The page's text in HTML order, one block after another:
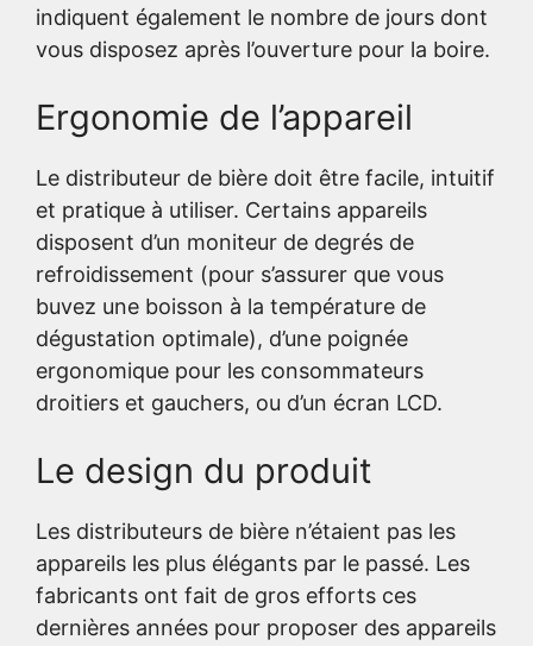
indiquent également le nombre de jours dont
vous disposez après l’ouverture pour la boire.
Ergonomie de l’appareil
Le distributeur de bière doit être facile, intuitif
et pratique à utiliser. Certains appareils
disposent d’un moniteur de degrés de
refroidissement (pour s’assurer que vous
buvez une boisson à la température de
dégustation optimale), d’une poignée
ergonomique pour les consommateurs
droitiers et gauchers, ou d’un écran LCD.
Le design du produit
Les distributeurs de bière n’étaient pas les
appareils les plus élégants par le passé. Les
fabricants ont fait de gros efforts ces
dernières années pour proposer des appareils